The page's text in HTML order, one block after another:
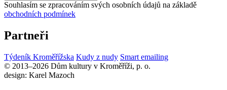
Souhlasím se zpracováním svých osobních údajů na základě
obchodních podmínek
Partneři
Týdeník Kroměřížska Kudy z nudy Smart emailing
© 2013–2026 Dům kultury v Kroměříži, p. o.
design: Karel Mazoch